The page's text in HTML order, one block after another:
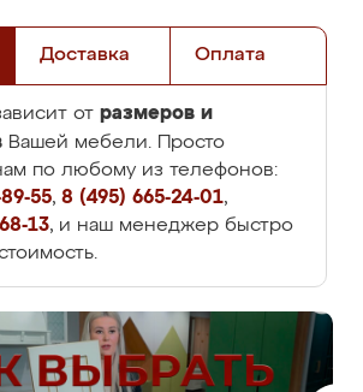
Доставка Оплата
от размеров и
Вашей мебели. Просто
по любому из телефонов:
55, 8 (495) 665-24-01,
13, и наш менеджер быстро